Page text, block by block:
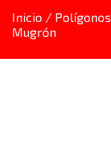
Inicio / Polígonos
Mugrón